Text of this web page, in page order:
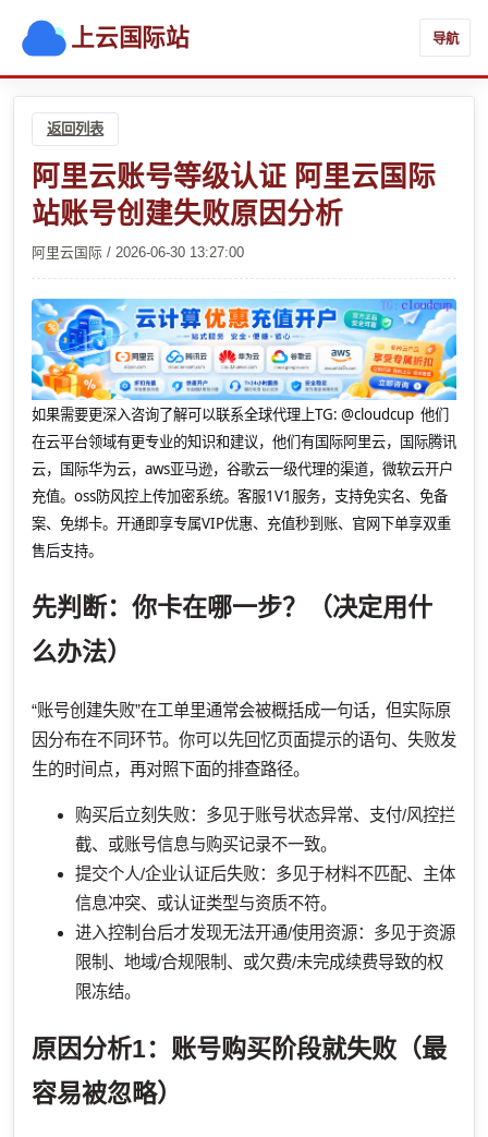
上云国际站 导航
返回列表
阿里云账号等级认证 阿里云国际
站账号创建失败原因分析
阿里云国际 / 2026-06-30 13:27:00
如果需要更深入咨询了解可以联系全球代理上TG: @cloudcup 他们
在云平台领域有更专业的知识和建议，他们有国际阿里云，国际腾讯
云，国际华为云，aws亚马逊，谷歌云一级代理的渠道，微软云开户
充值。oss防风控上传加密系统。客服1V1服务，支持免实名、免备
案、免绑卡。开通即享专属VIP优惠、充值秒到账、官网下单享双重
售后支持。
先判断：你卡在哪一步？（决定用什
么办法）
“账号创建失败”在工单里通常会被概括成一句话，但实际原
因分布在不同环节。你可以先回忆页面提示的语句、失败发
生的时间点，再对照下面的排查路径。
购买后立刻失败：多见于账号状态异常、支付/风控拦
截、或账号信息与购买记录不一致。
提交个人/企业认证后失败：多见于材料不匹配、主体
信息冲突、或认证类型与资质不符。
进入控制台后才发现无法开通/使用资源：多见于资源
限制、地域/合规限制、或欠费/未完成续费导致的权
限冻结。
原因分析1：账号购买阶段就失败（最
容易被忽略）